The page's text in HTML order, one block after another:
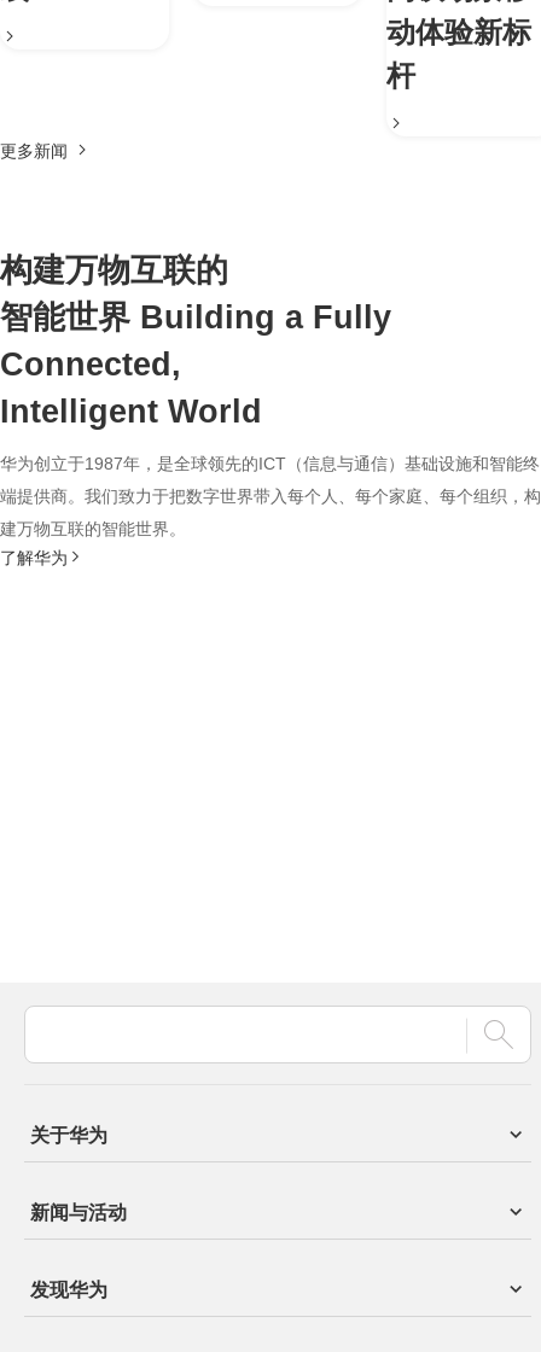
动体验新标
杆
更多新闻
构建万物互联的
智能世界 Building a Fully
Connected,
Intelligent World
华为创立于1987年，是全球领先的ICT（信息与通信）基础设施和智能终
端提供商。我们致力于把数字世界带入每个人、每个家庭、每个组织，构
建万物互联的智能世界。
了解华为
关于华为
新闻与活动
发现华为